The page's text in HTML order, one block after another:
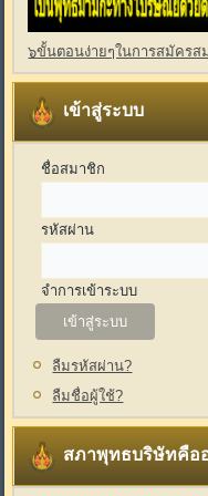
๖ขั้นตอนง่ายๆในการสมัครส
เข้าสู่ระบบ
ชื่อสมาชิก
รหัสผ่าน
จำการเข้าระบบ
ลืมรหัสผ่าน?
ลืมชื่อผู้ใช้?
สภาพุทธบริษัทคือ